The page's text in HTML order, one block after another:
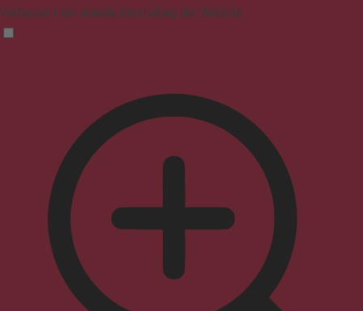
Verbessert die visuelle Darstellung der Website